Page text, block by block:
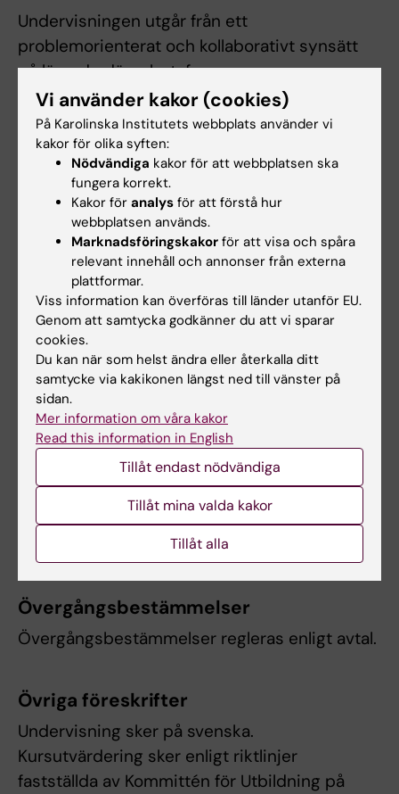
Undervisningen utgår från ett
problemorienterat och kollaborativt synsätt
på lärande där arbetsformerna ger
förutsättning för att deltagaren aktivt tar
ansvar för sitt lärande. De arbetsformer som
används är föreläsningar, workshops,
fallbaserad undervisning, självstudier samt
projektarbete.
Examinator bedömer om och i så fall hur
frånvaro från obligatoriska utbildningsinslag
kan tas igen.
Innan deltagaren deltagit i de obligatoriska
utbildningsinslagen eller tagit igen frånvaro i
enlighet med examinators anvisningar kan
inte studieresultaten slutrapporteras.
Examination
Examination sker i form av ett projektarbete
som genomförs i deltagarpar.
Antalet examinationstillfällen regleras i avtalet.
Övergångsbestämmelser
Övergångsbestämmelser regleras enligt avtal.
Övriga föreskrifter
Undervisning sker på svenska.
Kursutvärdering sker enligt riktlinjer
fastställda av Kommittén för Utbildning på
Vi använder kakor (cookies)
På Karolinska Institutets webbplats använder vi
kakor för olika syften:
Nödvändiga kakor för att webbplatsen ska
fungera korrekt.
Kakor för analys för att förstå hur
webbplatsen används.
Marknadsföringskakor för att visa och spåra
relevant innehåll och annonser från externa
plattformar.
Viss information kan överföras till länder utanför EU.
Genom att samtycka godkänner du att vi sparar
cookies.
Du kan när som helst ändra eller återkalla ditt
samtycke via kakikonen längst ned till vänster på
sidan.
Mer information om våra kakor
Read this information in English
Tillåt endast nödvändiga
Tillåt mina valda kakor
Tillåt alla